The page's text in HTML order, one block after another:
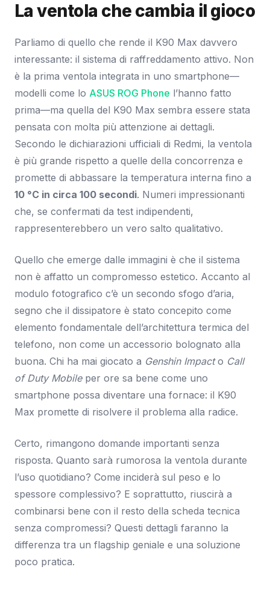
La ventola che cambia il gioco
Parliamo di quello che rende il K90 Max davvero
interessante: il sistema di raffreddamento attivo. Non
è la prima ventola integrata in uno smartphone—
modelli come lo ASUS ROG Phone l’hanno fatto
prima—ma quella del K90 Max sembra essere stata
pensata con molta più attenzione ai dettagli.
Secondo le dichiarazioni ufficiali di Redmi, la ventola
è più grande rispetto a quelle della concorrenza e
promette di abbassare la temperatura interna fino a
10 °C in circa 100 secondi. Numeri impressionanti
che, se confermati da test indipendenti,
rappresenterebbero un vero salto qualitativo.
Quello che emerge dalle immagini è che il sistema
non è affatto un compromesso estetico. Accanto al
modulo fotografico c’è un secondo sfogo d’aria,
segno che il dissipatore è stato concepito come
elemento fondamentale dell’architettura termica del
telefono, non come un accessorio bolognato alla
buona. Chi ha mai giocato a Genshin Impacto Call
of Duty Mobileper ore sa bene come uno
smartphone possa diventare una fornace: il K90
Max promette di risolvere il problema alla radice.
Certo, rimangono domande importanti senza
risposta. Quanto sarà rumorosa la ventola durante
l’uso quotidiano? Come inciderà sul peso e lo
spessore complessivo? E soprattutto, riuscirà a
combinarsi bene con il resto della scheda tecnica
senza compromessi? Questi dettagli faranno la
differenza tra un flagship geniale e una soluzione
poco pratica.